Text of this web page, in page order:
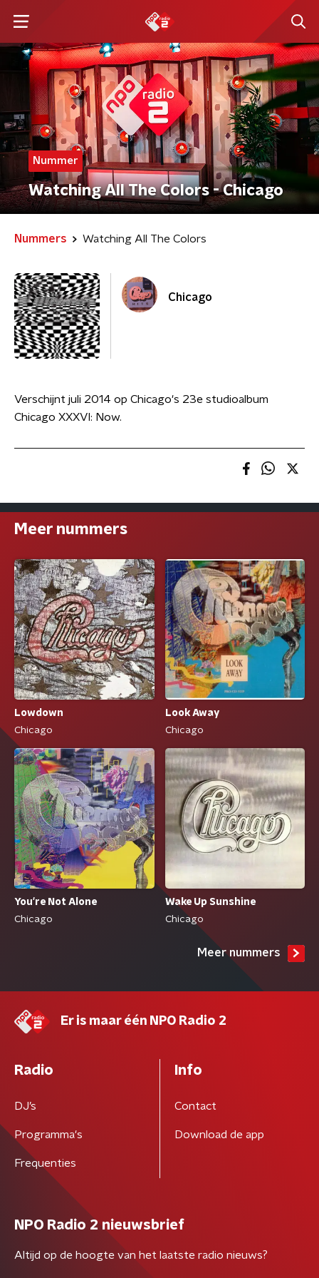
Nummer
Watching All The Colors - Chicago
Nummers Watching All The Colors
Chicago
Verschijnt juli 2014 op Chicago's 23e studioalbum
Chicago XXXVI: Now.
Meer nummers
Lowdown
Chicago
Look Away
Chicago
You're Not Alone
Chicago
Wake Up Sunshine
Chicago
Meer nummers
Er is maar één NPO Radio 2
Radio
DJ’s
Programma's
Frequenties
Info
Contact
Download de app
NPO Radio 2 nieuwsbrief
Altijd op de hoogte van het laatste radio nieuws?